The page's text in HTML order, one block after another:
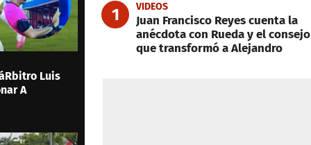
Luis
A
1 VIDEOS
Juan Francisco Reyes cuenta la
anécdota con Rueda y el consejo
que transformó a Alejandro